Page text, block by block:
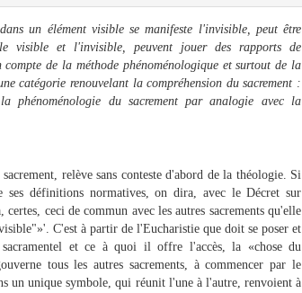
un élément visible se manifeste l'invisible, peut être
visible et l'invisible, peuvent jouer des rapports de
de la méthode phénoménologique et surtout de la
catégorie renouvelant la compréhension du sacrement :
du sacrement par analogie avec la
relève sans conteste d'abord de la théologie. Si
définitions normatives, on dira, avec le Décret sur
ceci de commun avec les autres sacrements qu'elle
C'est à partir de l'Eucharistie que doit se poser et
et ce à quoi il offre l'accès, la «chose du
tous les autres sacrements, à commencer par le
un unique symbole, qui réunit l'une à l'autre, renvoient à